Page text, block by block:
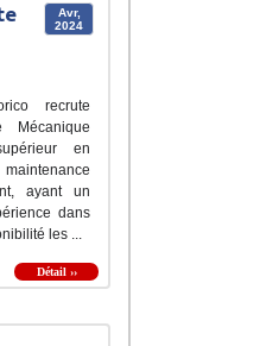
Avr,
2024
recrute
Mécanique
en
ayant un
dans
les ...
Détail ››